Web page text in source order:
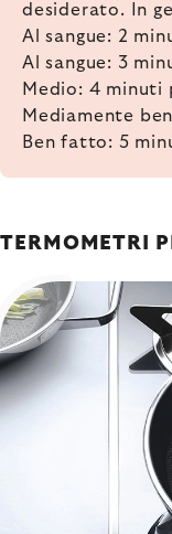
desiderato. In
Al sangue: 2
Al sangue: 3
Medio: 4 minuti
Mediamente
Ben fatto: 5
TERMOMETRI